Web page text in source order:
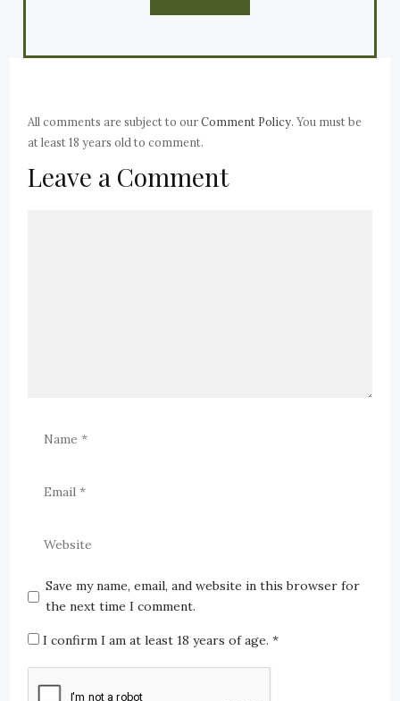
All comments are subject to ourComment Policy. You must be
at least 18 years old to comment.
Leave a Comment
Save my name, email, and website in this browser for
the next time I comment.
I confirm I am at least 18 years of age.*